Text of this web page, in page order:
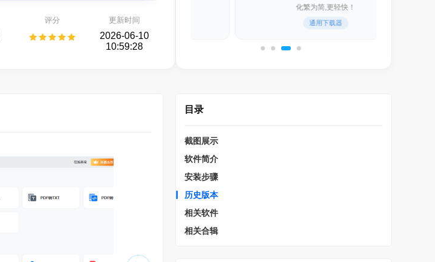
评分 更新时间
2026-06-10
10:59:28
股票行情
化繁为简,更轻快！
目录
截图展示
软件简介
安装步骤
历史版本
相关软件
相关合辑